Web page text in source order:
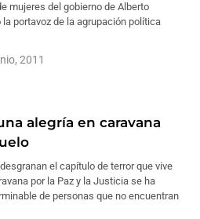
mujeres del gobierno de Alberto
portavoz de la agrupación política
2011
alegría en caravana
el capítulo de terror que vive
por la Paz y la Justicia se ha
de personas que no encuentran